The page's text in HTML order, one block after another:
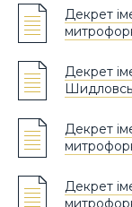
Декрет
Декрет
Декрет
Декрет